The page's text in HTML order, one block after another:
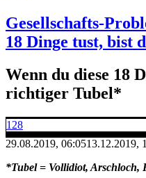
Gesellschafts-
18 Dinge tust, bist
Wenn du diese 18
richtiger Tubel*
128
29.08.2019, 06:0513.12.2019,
*Tubel = Vollidiot, Arschloch,